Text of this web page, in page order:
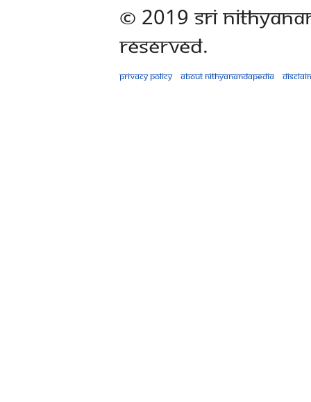
© 2019 Sri
Reserved.
Privacy policy About Nithyanandapedia